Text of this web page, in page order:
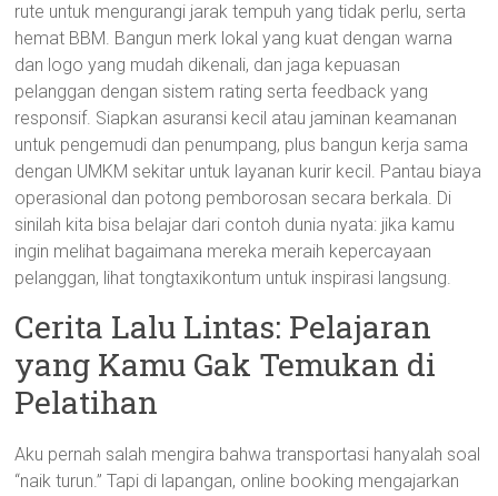
rute untuk mengurangi jarak tempuh yang tidak perlu, serta
hemat BBM. Bangun merk lokal yang kuat dengan warna
dan logo yang mudah dikenali, dan jaga kepuasan
pelanggan dengan sistem rating serta feedback yang
responsif. Siapkan asuransi kecil atau jaminan keamanan
untuk pengemudi dan penumpang, plus bangun kerja sama
dengan UMKM sekitar untuk layanan kurir kecil. Pantau biaya
operasional dan potong pemborosan secara berkala. Di
sinilah kita bisa belajar dari contoh dunia nyata: jika kamu
ingin melihat bagaimana mereka meraih kepercayaan
pelanggan, lihat tongtaxikontum untuk inspirasi langsung.
Cerita Lalu Lintas: Pelajaran
yang Kamu Gak Temukan di
Pelatihan
Aku pernah salah mengira bahwa transportasi hanyalah soal
“naik turun.” Tapi di lapangan, online booking mengajarkan